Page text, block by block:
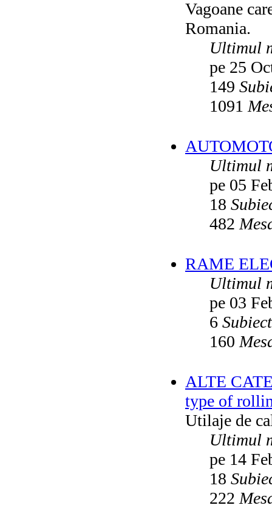
Vagoane
Romania.
Ultimul
pe 25
149
1091
Ultimul
pe 05
18
482
RAME
Ultimul
pe 03
6
160
ALTE
type of
Utilaje de
Ultimul
pe 14
18
222